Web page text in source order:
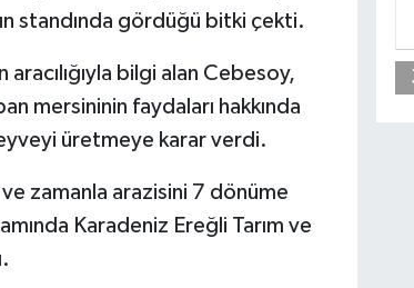
standında gördüğü bitki çekti.
bilgi alan Cebesoy,
mersininin faydaları hakkında
üretmeye karar verdi.
zamanla arazisini 7 dönüme
Karadeniz Ereğli Tarım ve